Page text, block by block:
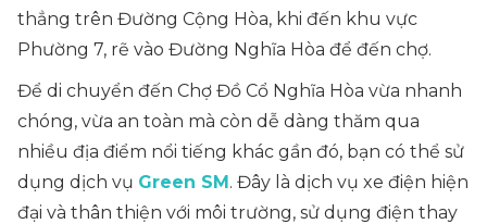
thẳng trên Đường Cộng Hòa, khi đến khu vực
Phường 7, rẽ vào Đường Nghĩa Hòa để đến chợ.
Để di chuyển đến Chợ Đồ Cổ Nghĩa Hòa vừa nhanh
chóng, vừa an toàn mà còn dễ dàng thăm qua
nhiều địa điểm nổi tiếng khác gần đó, bạn có thể sử
dụng dịch vụ Green SM. Đây là dịch vụ xe điện hiện
đại và thân thiện với môi trường, sử dụng điện thay